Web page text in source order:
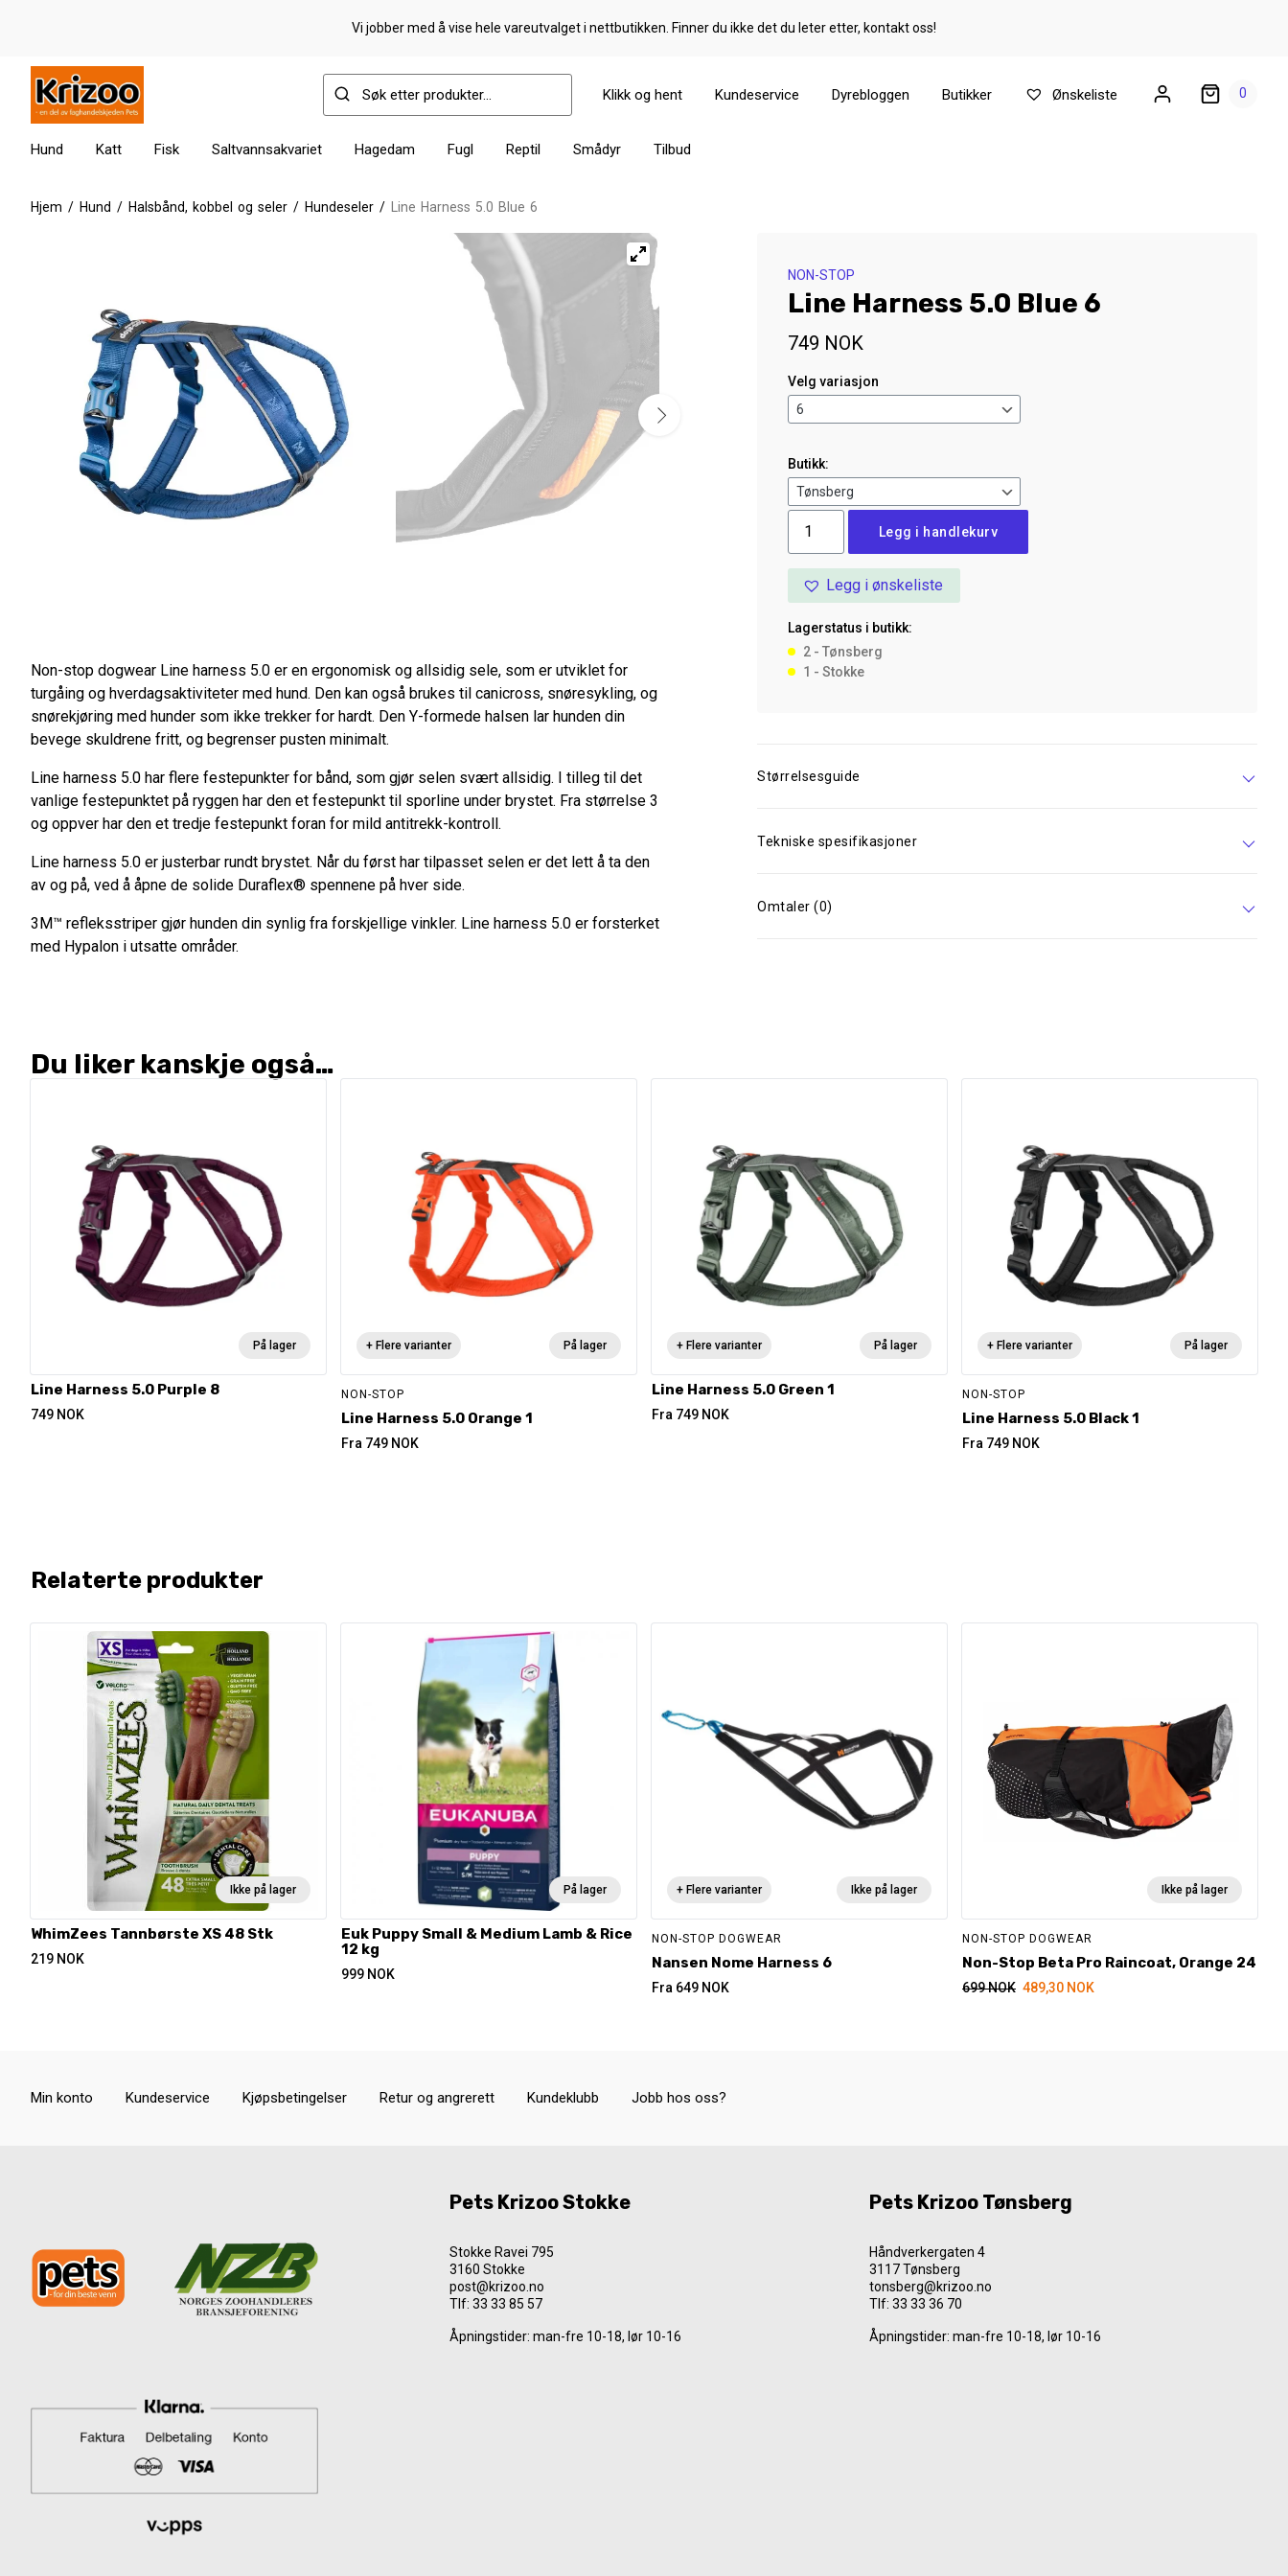
Vi jobber med å vise hele vareutvalget i nettbutikken. Finner du ikke det du leter etter, kontakt oss!
0
Klikk og hent Kundeservice Dyrebloggen Butikker Ønskeliste
Hund Katt Fisk Saltvannsakvariet Hagedam Fugl Reptil Smådyr Tilbud
Hjem / Hund / Halsbånd, kobbel og seler / Hundeseler / Line Harness 5.0 Blue 6
NON-STOP
Line Harness 5.0 Blue 6
749 NOK
Velg variasjon
Butikk:
Harness
5.0
Blue
antall
Legg i handlekurv
Legg i ønskeliste
Lagerstatus i butikk:
2 - Tønsberg
1 - Stokke
Størrelsesguide
Tekniske spesifikasjoner
Omtaler (0)
Non-stop dogwear Line harness 5.0 er en ergonomisk og allsidig sele, som er utviklet for
turgåing og hverdagsaktiviteter med hund. Den kan også brukes til canicross, snøresykling, og
snørekjøring med hunder som ikke trekker for hardt. Den Y-formede halsen lar hunden din
bevege skuldrene fritt, og begrenser pusten minimalt.
Line harness 5.0 har flere festepunkter for bånd, som gjør selen svært allsidig. I tilleg til det
vanlige festepunktet på ryggen har den et festepunkt til sporline under brystet. Fra størrelse 3
og oppver har den et tredje festepunkt foran for mild antitrekk-kontroll.
Line harness 5.0 er justerbar rundt brystet. Når du først har tilpasset selen er det lett å ta den
av og på, ved å åpne de solide Duraflex® spennene på hver side.
3M™ refleksstriper gjør hunden din synlig fra forskjellige vinkler. Line harness 5.0 er forsterket
med Hypalon i utsatte områder.
Du liker kanskje også…
På lager
Line Harness 5.0 Purple 8
749 NOK
På lager
+ Flere varianter
NON-STOP
Line Harness 5.0 Orange 1
Fra 749 NOK
På lager
+ Flere varianter
Line Harness 5.0 Green 1
Fra 749 NOK
På lager
+ Flere varianter
NON-STOP
Line Harness 5.0 Black 1
Fra 749 NOK
Relaterte produkter
Ikke på lager
WhimZees Tannbørste XS 48 Stk
219 NOK
På lager
Euk Puppy Small & Medium Lamb & Rice
12 kg
999 NOK
Ikke på lager
+ Flere varianter
NON-STOP DOGWEAR
Nansen Nome Harness 6
Fra 649 NOK
Ikke på lager
NON-STOP DOGWEAR
Non-Stop Beta Pro Raincoat, Orange 24
699NOK 489,30 NOK
Min konto Kundeservice Kjøpsbetingelser Retur og angrerett Kundeklubb Jobb hos oss?
Pets Krizoo Stokke
Stokke Ravei 795
3160 Stokke
post@krizoo.no
Tlf:33 33 85 57
Åpningstider: man-fre 10-18, lør 10-16
Pets Krizoo Tønsberg
Håndverkergaten 4
3117 Tønsberg
tonsberg@krizoo.no
Tlf: 33 33 36 70
Åpningstider: man-fre 10-18, lør 10-16